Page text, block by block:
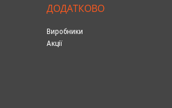
ДОДАТКОВО
Виробники
Акції